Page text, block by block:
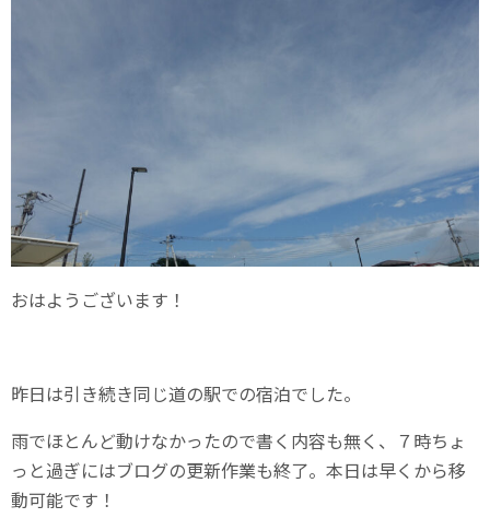
おはようございます！
昨日は引き続き同じ道の駅での宿泊でした。
雨でほとんど動けなかったので書く内容も無く、７時ちょ
っと過ぎにはブログの更新作業も終了。本日は早くから移
動可能です！